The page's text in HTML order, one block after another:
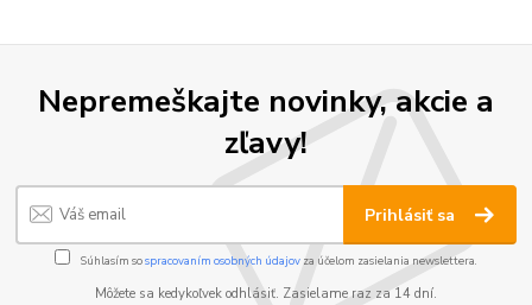
Nepremeškajte novinky, akcie a
zľavy!
Prihlásiť sa
Súhlasím sospracovaním osobných údajov za účelom zasielania newslettera.
Môžete sa kedykoľvek odhlásiť. Zasielame raz za 14 dní.